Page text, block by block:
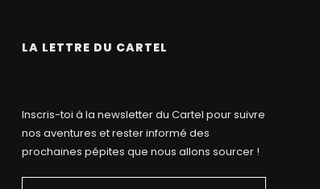
LA LETTRE DU CARTEL
Inscris-toi à la newsletter du Cartel pour suivre
nos aventures et rester informé des
prochaines pépites que nous allons sourcer !